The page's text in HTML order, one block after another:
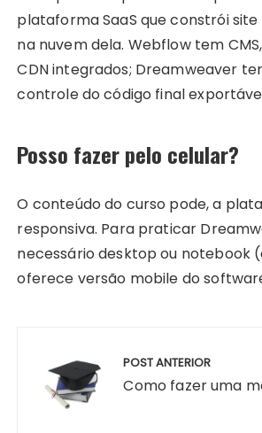
plataforma SaaS que constrói site
na nuvem dela. Webflow tem
CDN integrados; Dreamweaver
controle do código final
Posso fazer pelo celular?
O conteúdo do curso pode, a
responsiva. Para praticar
necessário desktop ou notebook
oferece versão mobile do
Post
POST ANTERIOR
Como fazer uma